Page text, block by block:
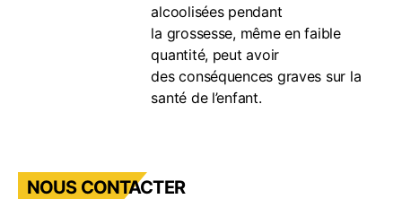
alcoolisées pendant
la grossesse, même en faible
quantité, peut avoir
des conséquences graves sur la
santé de l’enfant.
NOUS CONTACTER